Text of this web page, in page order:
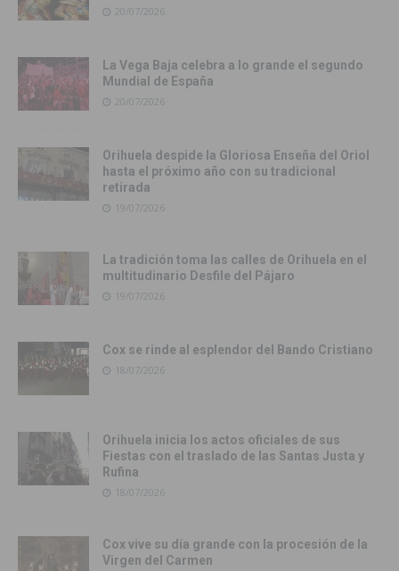
20/07/2026
La Vega Baja celebra a lo grande el segundo
Mundial de España
20/07/2026
Orihuela despide la Gloriosa Enseña del Oriol
hasta el próximo año con su tradicional
retirada
19/07/2026
La tradición toma las calles de Orihuela en el
multitudinario Desfile del Pájaro
19/07/2026
Cox se rinde al esplendor del Bando Cristiano
18/07/2026
Orihuela inicia los actos oficiales de sus
Fiestas con el traslado de las Santas Justa y
Rufina
18/07/2026
Cox vive su día grande con la procesión de la
Virgen del Carmen